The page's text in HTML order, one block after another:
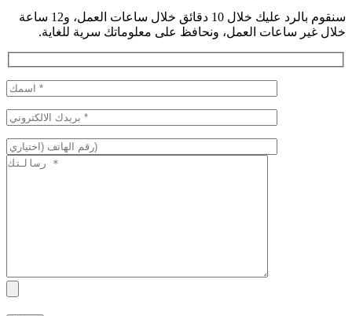
سنقوم بالرد عليك خلال 10 دقائق خلال ساعات العمل، و12 ساعة
غير ساعات العمل، ونحافظ على معلوماتك سرية للغاية.